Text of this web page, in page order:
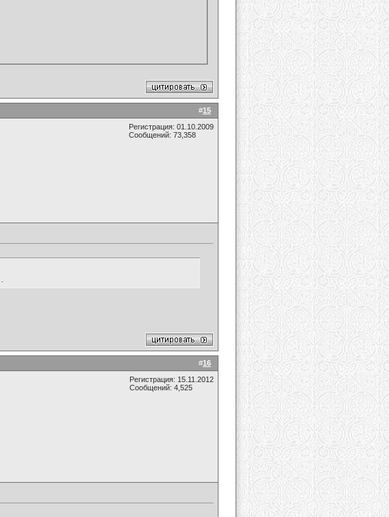
#15
Регистрация: 01.10.2009
Сообщений: 73,358
#16
Регистрация: 15.11.2012
Сообщений: 4,525